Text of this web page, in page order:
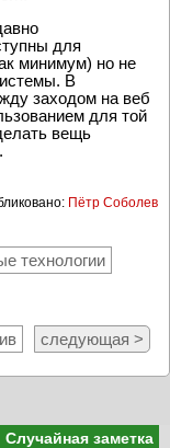
для
минимум) но не
В
заходом на веб
для той
вещь
Пётр Соболев
технологии
следующая >
Случайная заметка